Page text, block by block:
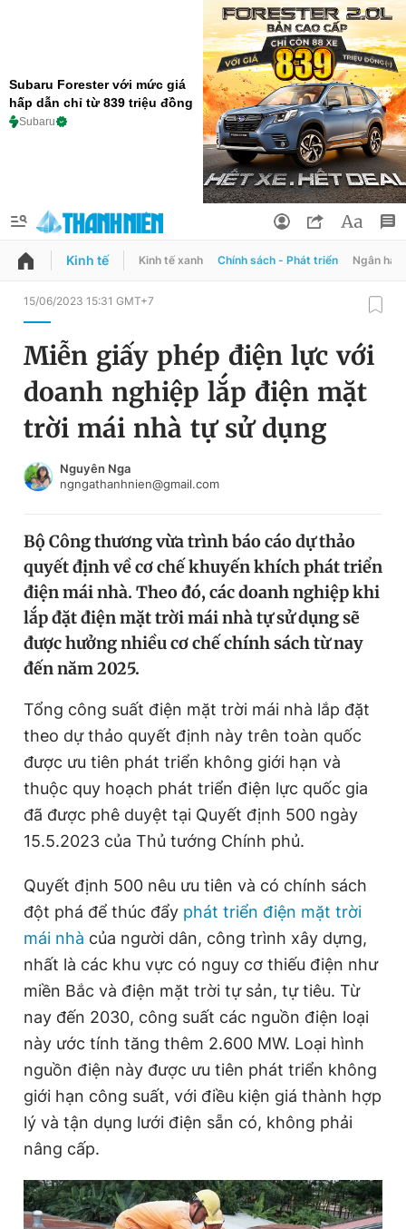
Subaru Forester với mức giá
hấp dẫn chỉ từ 839 triệu đồng
Subaru
QUẢNG CÁO
Chuyên mục
Chuyên mục khác
Chào ngày mới
Video Magazine
Sản phẩm khác
Thông tin tòa soạn Liên hệ quảng cáo
Đọc Thanh Niên trên điện thoại
Theo dõi báo trên
Hotline
0906 645 777
Liên hệ quảng cáo
Đặt báo Quảng cáo RSS Tòa soạn Chính sách bảo
Tổng biên tập: Nguyễn Ngọc Toàn
Phó tổng biên tập thường trực: Hải Thành
Phó tổng biên tập: Trần Việt Hưng
Tổng thư ký tòa soạn: Đức Trung
Đổi mật khẩu
Tin đã lưu
Đăng xuất
Kinh tế Kinh tế xanh Chính sách - Phát triển Ngân
15/06/2023 15:31 GMT+7
Miễn giấy phép điện lực với
doanh nghiệp lắp điện mặt
trời mái nhà tự sử dụng
Nguyên Nga
ngngathanhnien@gmail.com
Bộ Công thương vừa trình báo cáo dự thảo
quyết định về cơ chế khuyến khích phát triển
điện mái nhà. Theo đó, các doanh nghiệp khi
lắp đặt điện mặt trời mái nhà tự sử dụng sẽ
được hưởng nhiều cơ chế chính sách từ nay
đến năm 2025.
Tổng công suất điện mặt trời mái nhà lắp đặt
theo dự thảo quyết định này trên toàn quốc
được ưu tiên phát triển không giới hạn và
thuộc quy hoạch phát triển điện lực quốc gia
đã được phê duyệt tại Quyết định 500 ngày
15.5.2023 của Thủ tướng Chính phủ.
Quyết định 500 nêu ưu tiên và có chính sách
đột phá để thúc đẩy phát triển điện mặt trời
mái nhà của người dân, công trình xây dựng,
nhất là các khu vực có nguy cơ thiếu điện như
miền Bắc và điện mặt trời tự sản, tự tiêu. Từ
nay đến 2030, công suất các nguồn điện loại
này ước tính tăng thêm 2.600 MW. Loại hình
nguồn điện này được ưu tiên phát triển không
giới hạn công suất, với điều kiện giá thành hợp
lý và tận dụng lưới điện sẵn có, không phải
nâng cấp.